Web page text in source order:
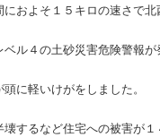
およそ１５キロの速さで北
ル４の土砂災害危険警報が
に軽いけがをしました。
するなど住宅への被害が